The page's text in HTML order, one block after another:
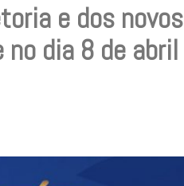
e dos novos
no dia 8 de abril